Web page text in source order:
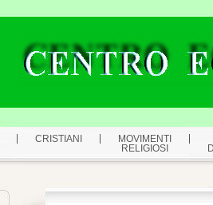
CRISTIANI
MOVIMENTI
RELIGIOSI